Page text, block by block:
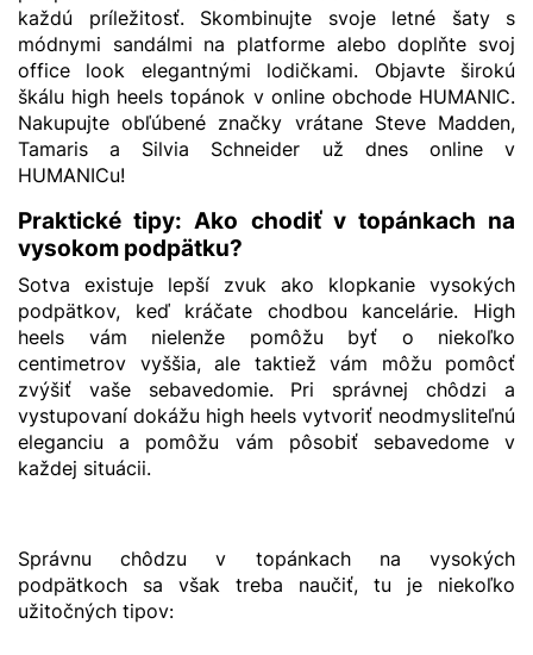
každú príležitosť. Skombinujte svoje letné šaty s
módnymi sandálmi na platforme alebo doplňte svoj
office look elegantnými lodičkami. Objavte širokú
škálu high heels topánok v online obchode HUMANIC.
Nakupujte obľúbené značky vrátane Steve Madden,
Tamaris a Silvia Schneider už dnes online v
HUMANICu!
Praktické tipy: Ako chodiť v topánkach na
vysokom podpätku?
Sotva existuje lepší zvuk ako klopkanie vysokých
podpätkov, keď kráčate chodbou kancelárie. High
heels vám nielenže pomôžu byť o niekoľko
centimetrov vyššia, ale taktiež vám môžu pomôcť
zvýšiť vaše sebavedomie. Pri správnej chôdzi a
vystupovaní dokážu high heels vytvoriť neodmysliteľnú
eleganciu a pomôžu vám pôsobiť sebavedome v
každej situácii.
Správnu chôdzu v topánkach na vysokých
podpätkoch sa však treba naučiť, tu je niekoľko
užitočných tipov: